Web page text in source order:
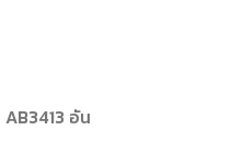
อัน